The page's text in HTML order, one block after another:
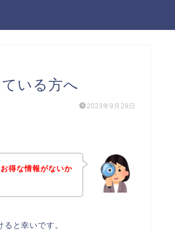
いる方へ
2023年9月29日
得な情報がないか
と幸いです。